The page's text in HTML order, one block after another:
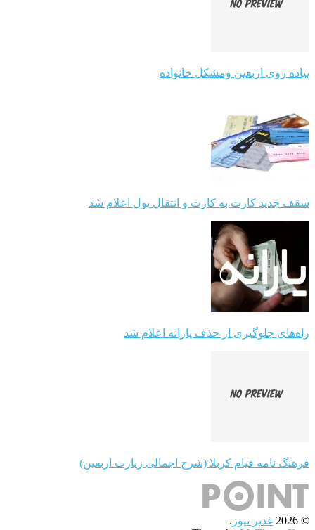
پیاده روی اربعین ومشکل خانواده
سقف جدید کارت به کارت و انتقال پول اعلام شد
راه‌های جلوگیری از حذف یارانه اعلام شد
فرهنگ نامه قیام کربلا (شرح اجمالی زیارت اربعین)
© 2026 غدیر نیوز .